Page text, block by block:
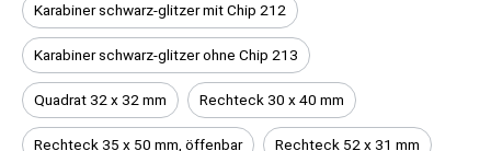
Karabiner schwarz-glitzer mit Chip 212
Karabiner schwarz-glitzer ohne Chip 213
Quadrat 32 x 32 mm Rechteck 30 x 40 mm
Rechteck 35 x 50 mm, öffenbar Rechteck 52 x 31 mm